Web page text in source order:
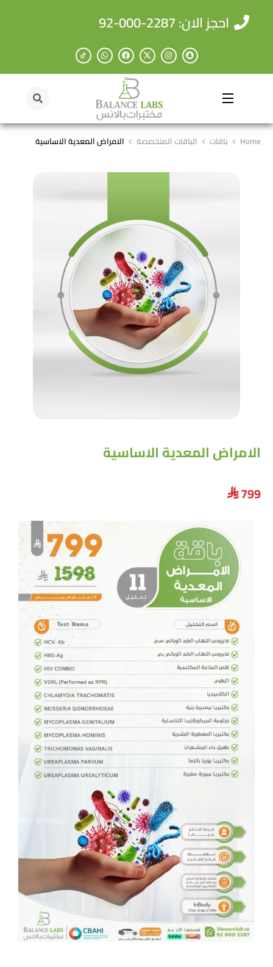
احجز الان: 2287-000-92
You are here:
Home باقات الباقات المتخصصة الامراض المعدية الاساسية
الامراض المعدية الاساسية
⃁799